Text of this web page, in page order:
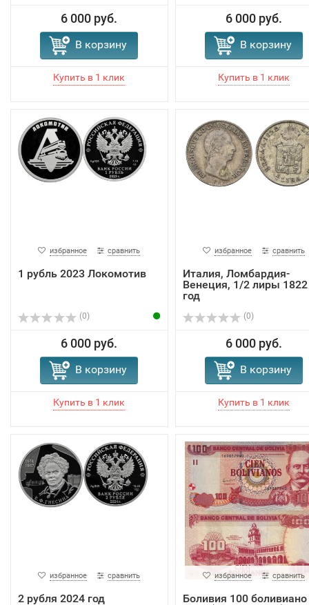
6 000 руб.
В корзину
6 000 руб.
В корзину
избранное сравнить
1 рубль 2023 Локомотив
(0)
6 000 руб.
В корзину
избранное сравнить
Италия, Ломбардия-
Венеция, 1/2 лиры 1822
год
(0)
6 000 руб.
В корзину
избранное сравнить
2 рубля 2024 год
избранное сравнить
Боливия 100 боливиано